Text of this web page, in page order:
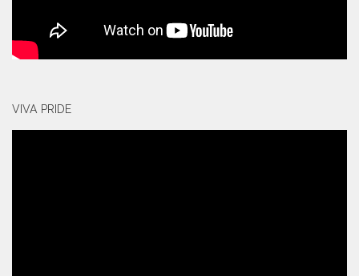
VIVA PRIDE